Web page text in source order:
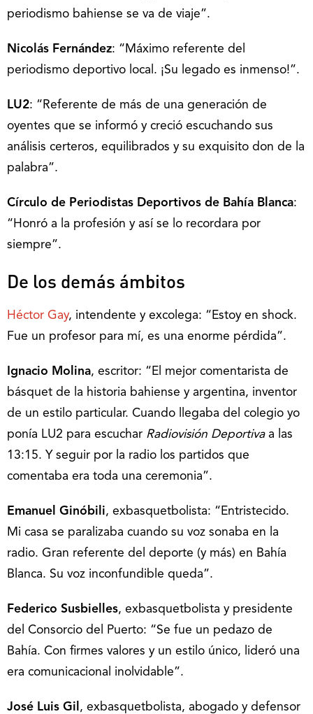
periodismo bahiense se va de viaje”.
Nicolás Fernández: “Máximo referente del
periodismo deportivo local. ¡Su legado es inmenso!”.
LU2: “Referente de más de una generación de
oyentes que se informó y creció escuchando sus
análisis certeros, equilibrados y su exquisito don de la
palabra”.
Círculo de Periodistas Deportivos de Bahía Blanca:
“Honró a la profesión y así se lo recordara por
siempre”.
De los demás ámbitos
Héctor Gay, intendente y excolega: “Estoy en shock.
Fue un profesor para mí, es una enorme pérdida”.
Ignacio Molina, escritor: “El mejor comentarista de
básquet de la historia bahiense y argentina, inventor
de un estilo particular. Cuando llegaba del colegio yo
ponía LU2 para escuchar Radiovisión Deportivaa las
13:15. Y seguir por la radio los partidos que
comentaba era toda una ceremonia”.
Emanuel Ginóbili, exbasquetbolista: “Entristecido.
Mi casa se paralizaba cuando su voz sonaba en la
radio. Gran referente del deporte (y más) en Bahía
Blanca. Su voz inconfundible queda”.
Federico Susbielles, exbasquetbolista y presidente
del Consorcio del Puerto: “Se fue un pedazo de
Bahía. Con firmes valores y un estilo único, lideró una
era comunicacional inolvidable”.
José Luis Gil , exbasquetbolista, abogado y defensor